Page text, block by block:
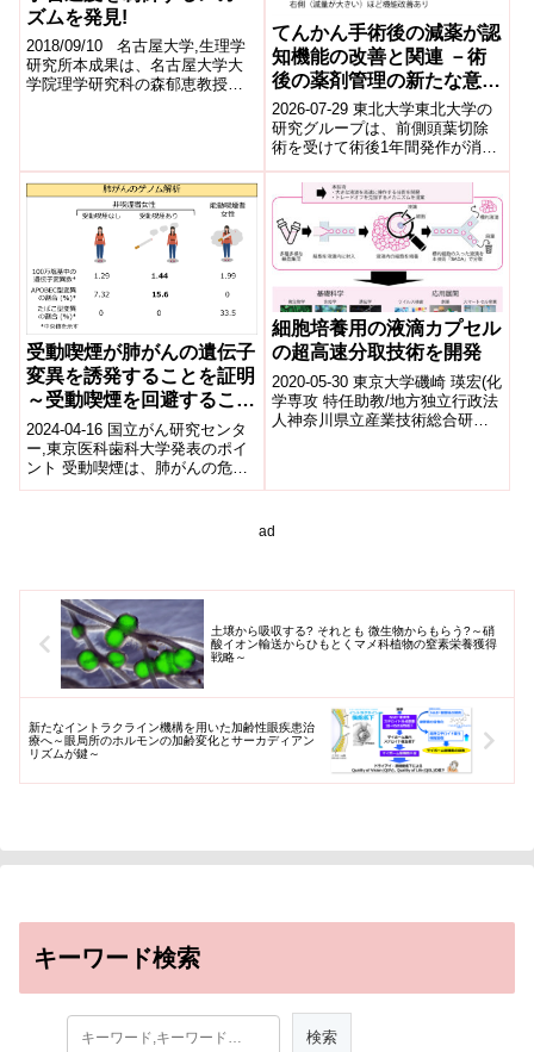
ズムを発見!
2018/09/10 名古屋大学,生理学
研究所本成果は、名古屋大学大
学院理学研究科の森郁恵教授ら
てんかん手術後の減薬が認
知機能の改善と関連 －術
後の薬剤管理の新たな意義
を示す－
2026-07-29 東北大学東北大学の
研究グループは、前側頭葉切除
術を受けて術後1年間発作が消失
した薬剤抵抗性側頭葉てんかん
患者57人を対象に、抗てんかん
発作...
受動喫煙が肺がんの遺伝子
変異を誘発することを証明
～受動喫煙を回避すること
の重要性を肺がんの発症機
構からも確認～
2024-04-16 国立がん研究センタ
ー,東京医科歯科大学発表のポイ
ント 受動喫煙は、肺がんの危険
因子として知られていますが、
細胞培養用の液滴カプセル
の超高速分取技術を開発
2020-05-30 東京大学磯崎 瑛宏(化
学専攻 特任助教/地方独立行政法
人神奈川県立産業技術総合研究
ad
土壌から吸収する? それとも 微生物からもらう?～硝
酸イオン輸送からひもとくマメ科植物の窒素栄養獲得
戦略～
新たなイントラクライン機構を用いた加齢性眼疾患治
療へ～眼局所のホルモンの加齢変化とサーカディアン
リズムが鍵～
キーワード検索